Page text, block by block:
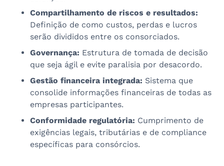
Compartilhamento de riscos e resultados:
Definição de como custos, perdas e lucros
serão divididos entre os consorciados.
Governança: Estrutura de tomada de decisão
que seja ágil e evite paralisia por desacordo.
Gestão financeira integrada: Sistema que
consolide informações financeiras de todas as
empresas participantes.
Conformidade regulatória: Cumprimento de
exigências legais, tributárias e de compliance
específicas para consórcios.